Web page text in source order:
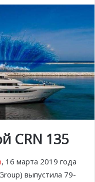
CRN 135
, 16 марта 2019 года
выпустила 79-